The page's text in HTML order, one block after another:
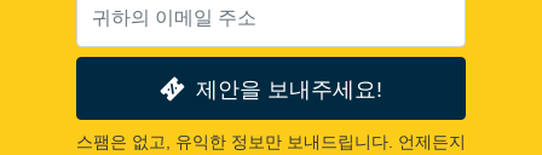
제안을 보내주세요!
스팸은 없고, 유익한 정보만 보내드립니다. 언제든지